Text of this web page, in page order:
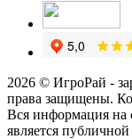
2026 © ИгроРай -
права защищены.
Вся информация на
является